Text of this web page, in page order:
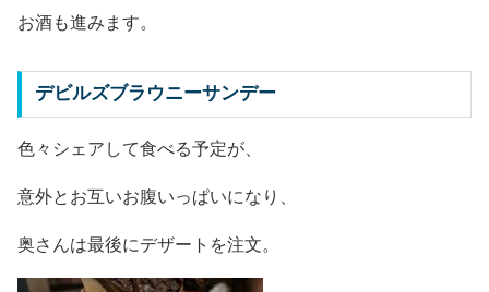
お酒も進みます。
デビルズブラウニーサンデー
色々シェアして食べる予定が、
意外とお互いお腹いっぱいになり、
奥さんは最後にデザートを注文。